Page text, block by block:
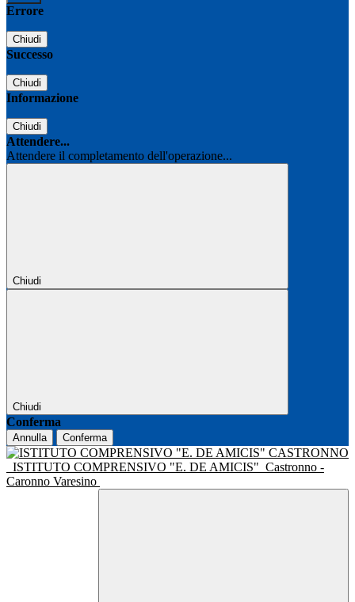
Errore
Chiudi
Successo
Chiudi
Informazione
Chiudi
Attendere...
Attendere il completamento dell'operazione...
Chiudi
Chiudi
Conferma
Annulla Conferma
ISTITUTO COMPRENSIVO "E. DE AMICIS" Castronno -
Caronno Varesino